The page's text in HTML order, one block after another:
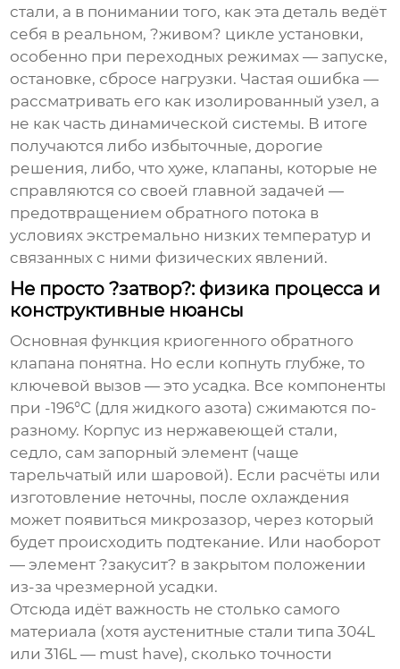
стали, а в понимании того, как эта деталь ведёт
себя в реальном, ?живом? цикле установки,
особенно при переходных режимах — запуске,
остановке, сбросе нагрузки. Частая ошибка —
рассматривать его как изолированный узел, а
не как часть динамической системы. В итоге
получаются либо избыточные, дорогие
решения, либо, что хуже, клапаны, которые не
справляются со своей главной задачей —
предотвращением обратного потока в
условиях экстремально низких температур и
связанных с ними физических явлений.
Не просто ?затвор?: физика процесса и
конструктивные нюансы
Основная функция криогенного обратного
клапана понятна. Но если копнуть глубже, то
ключевой вызов — это усадка. Все компоненты
при -196°C (для жидкого азота) сжимаются по-
разному. Корпус из нержавеющей стали,
седло, сам запорный элемент (чаще
тарельчатый или шаровой). Если расчёты или
изготовление неточны, после охлаждения
может появиться микрозазор, через который
будет происходить подтекание. Или наоборот
— элемент ?закусит? в закрытом положении
из-за чрезмерной усадки.
Отсюда идёт важность не столько самого
материала (хотя аустенитные стали типа 304L
или 316L — must have), сколько точности